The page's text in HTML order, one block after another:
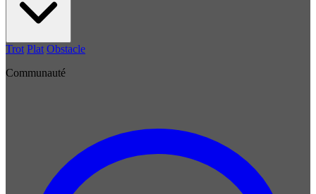
Trot Plat Obstacle
Communauté